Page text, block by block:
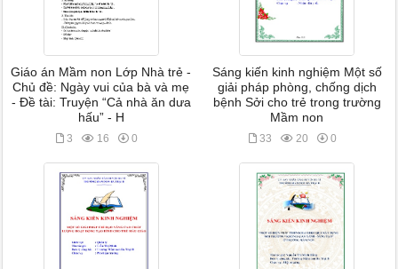
Giáo án Mầm non Lớp Nhà trẻ -
Chủ đề: Ngày vui của bà và mẹ
- Đề tài: Truyện “Cả nhà ăn dưa
hấu” - H
3 16 0
Sáng kiến kinh nghiệm Một số
giải pháp phòng, chống dịch
bệnh Sởi cho trẻ trong trường
Mầm non
33 20 0